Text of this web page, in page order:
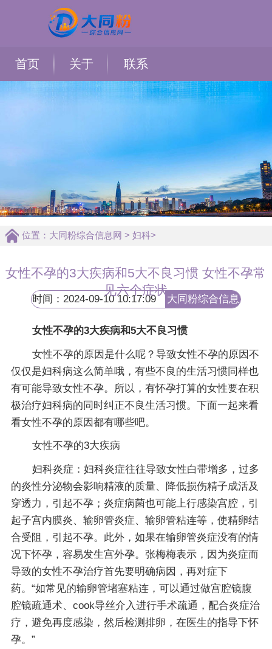
首页 关于 联系
位置： 大同粉综合信息网 > 妇科>
女性不孕的3大疾病和5大不良习惯 女性不孕常
见六个症状
时间：2024-09-10 10:17:09
大同粉综合信息
女性不孕的3大疾病和5大不良习惯
女性不孕的原因是什么呢？导致女性不孕的原因不
仅仅是妇科病这么简单哦，有些不良的生活习惯同样也
有可能导致女性不孕。所以，有怀孕打算的女性要在积
极治疗妇科病的同时纠正不良生活习惯。下面一起来看
看女性不孕的原因都有哪些吧。
女性不孕的3大疾病
妇科炎症：妇科炎症往往导致女性白带增多，过多
的炎性分泌物会影响精液的质量、降低损伤精子成活及
穿透力，引起不孕；炎症病菌也可能上行感染宫腔，引
起子宫内膜炎、输卵管炎症、输卵管粘连等，使精卵结
合受阻，引起不孕。此外，如果在输卵管炎症没有的情
况下怀孕，容易发生宫外孕。张梅梅表示，因为炎症而
导致的女性不孕治疗首先要明确病因，再对症下
药。“如常见的输卵管堵塞粘连，可以通过做宫腔镜腹
腔镜疏通术、cook导丝介入进行手术疏通，配合炎症治
疗，避免再度感染，然后检测排卵，在医生的指导下怀
孕。”